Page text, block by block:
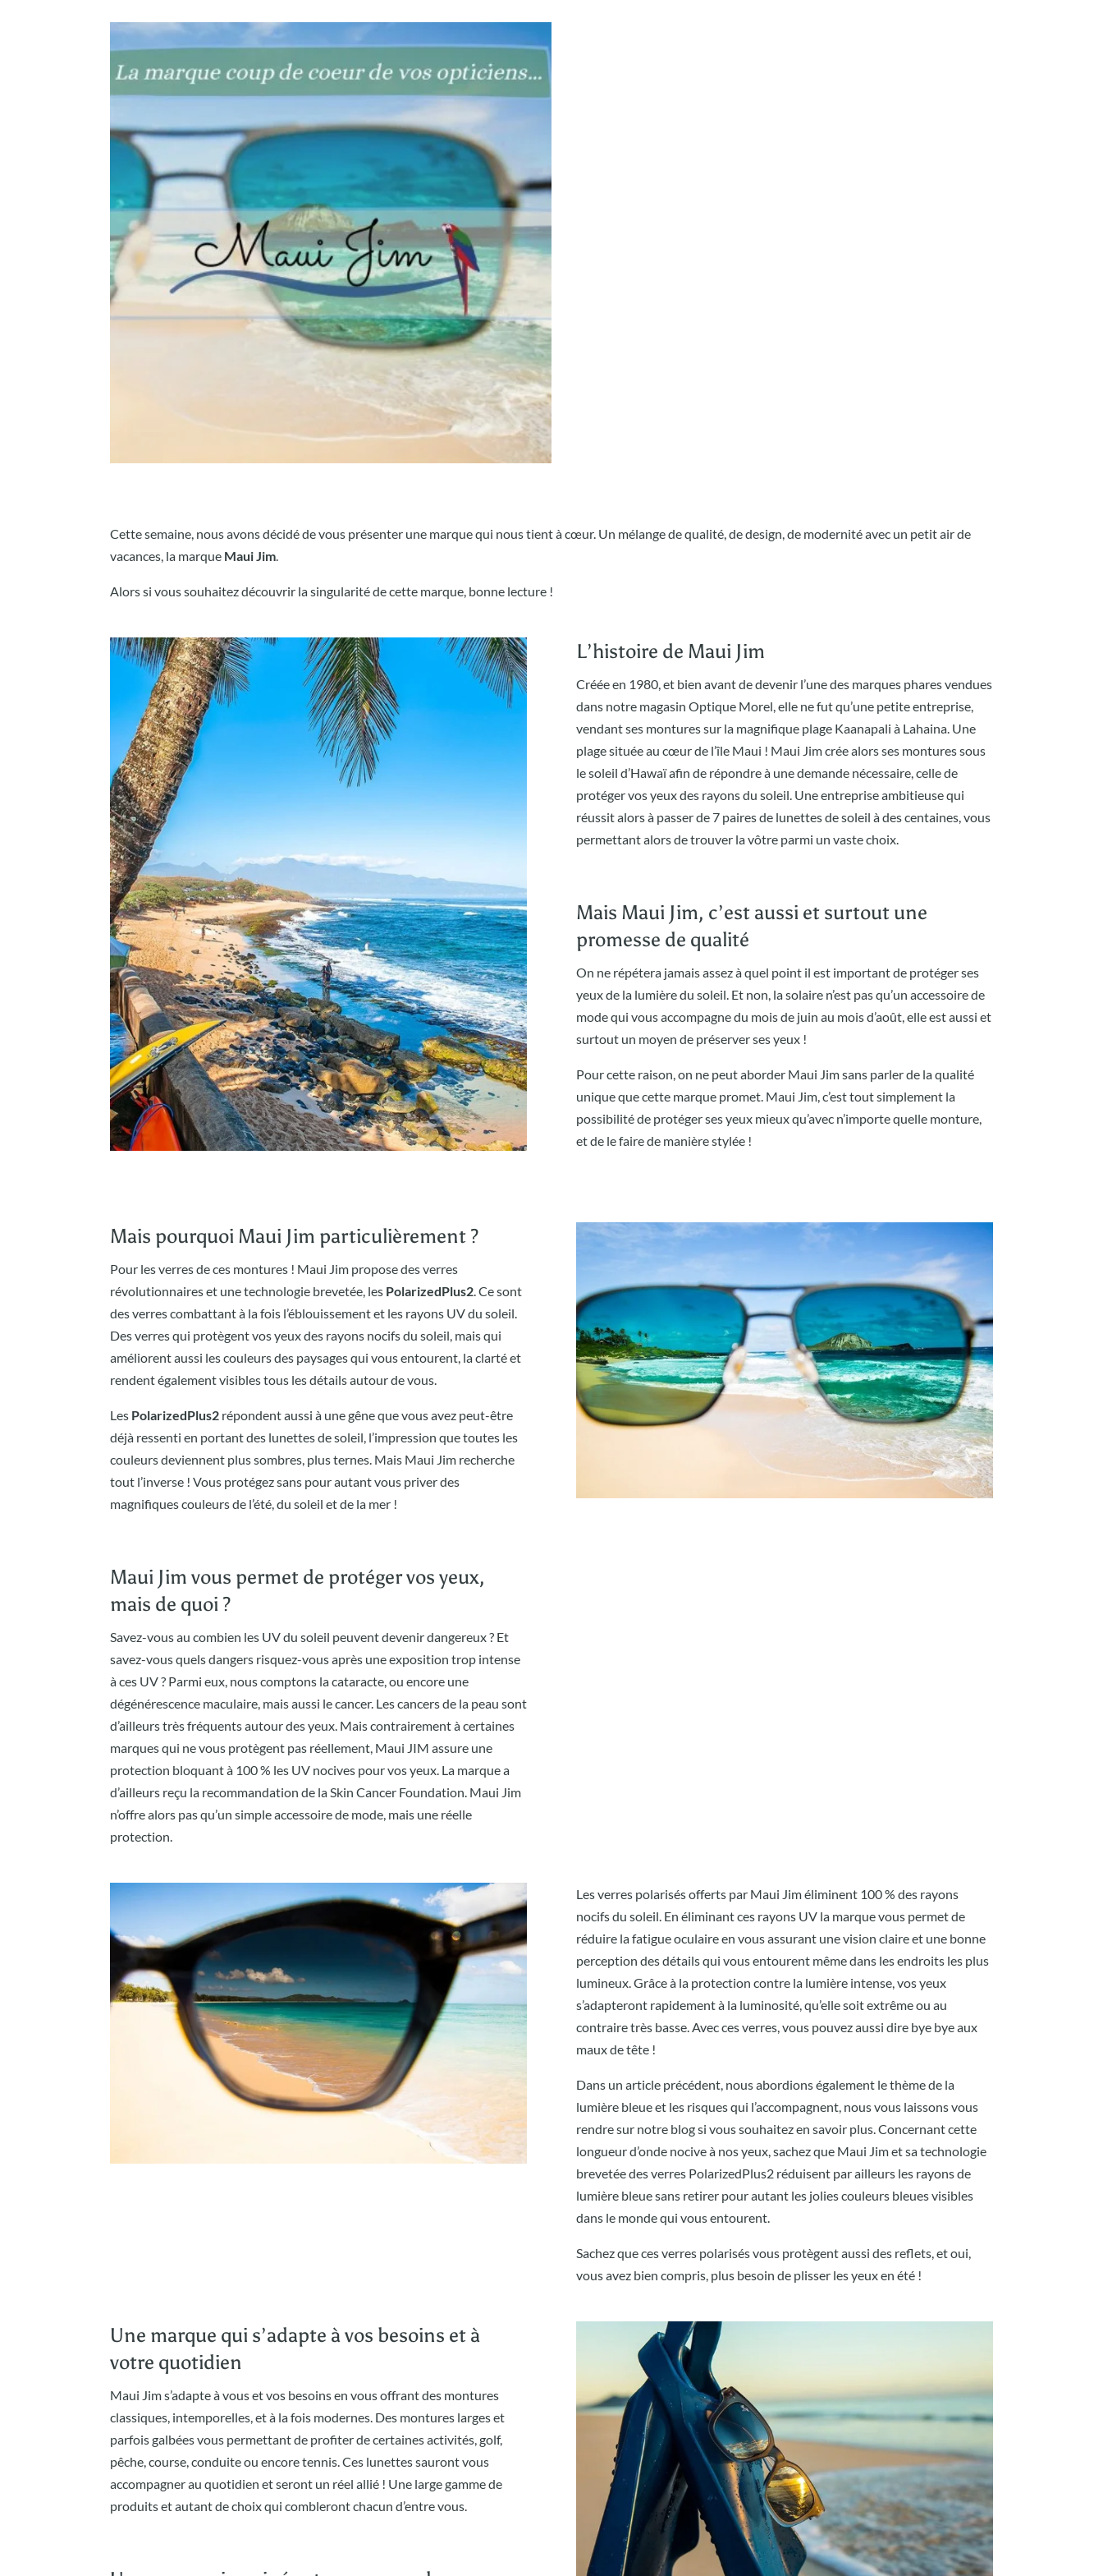
Cette semaine, nous avons décidé de vous présenter une marque qui nous tient à cœur. Un mélange de qualité, de design, de modernité avec un petit air de
vacances, la marque Maui Jim
Alors si vous souhaitez découvrir la singularité de cette marque, bonne lecture !
L’histoire de Maui Jim
Créée en 1980, et bien avant de devenir l’une des marques phares vendues
dans notre magasin Optique Morel, elle ne fut qu’une petite entreprise,
vendant ses montures sur la magnifique plage Kaanapali à Lahaina. Une
plage située au cœur de l’île Maui ! Maui Jim crée alors ses montures sous
le soleil d’Hawaï afin de répondre à une demande nécessaire, celle de
protéger vos yeux des rayons du soleil. Une entreprise ambitieuse qui
réussit alors à passer de 7 paires de lunettes de soleil à des centaines, vous
permettant alors de trouver la vôtre parmi un vaste choix.
Mais Maui Jim, c’est aussi et surtout une
promesse de qualité
On ne répétera jamais assez à quel point il est important de protéger ses
yeux de la lumière du soleil. Et non, la solaire n’est pas qu’un accessoire de
mode qui vous accompagne du mois de juin au mois d’août, elle est aussi et
surtout un moyen de préserver ses yeux !
Pour cette raison, on ne peut aborder Maui Jim sans parler de la qualité
unique que cette marque promet. Maui Jim, c’est tout simplement la
possibilité de protéger ses yeux mieux qu’avec n’importe quelle monture,
et de le faire de manière stylée !
Mais pourquoi Maui Jim particulièrement ?
Pour les verres de ces montures ! Maui Jim propose des verres
révolutionnaires et une technologie brevetée, les PolarizedPlus2 . Ce sont
des verres combattant à la fois l’éblouissement et les rayons UV du soleil.
Des verres qui protègent vos yeux des rayons nocifs du soleil, mais qui
améliorent aussi les couleurs des paysages qui vous entourent, la clarté et
rendent également visibles tous les détails autour de vous.
Les PolarizedPlus2 répondent aussi à une gêne que vous avez peut-être
déjà ressenti en portant des lunettes de soleil, l’impression que toutes les
couleurs deviennent plus sombres, plus ternes. Mais Maui Jim recherche
tout l’inverse ! Vous protégez sans pour autant vous priver des
magnifiques couleurs de l’été, du soleil et de la mer !
Maui Jim vous permet de protéger vos yeux,
mais de quoi ?
Savez-vous au combien les UV du soleil peuvent devenir dangereux ? Et
savez-vous quels dangers risquez-vous après une exposition trop intense
à ces UV ? Parmi eux, nous comptons la cataracte, ou encore une
dégénérescence maculaire, mais aussi le cancer. Les cancers de la peau sont
d’ailleurs très fréquents autour des yeux. Mais contrairement à certaines
marques qui ne vous protègent pas réellement, Maui JIM assure une
protection bloquant à 100 % les UV nocives pour vos yeux. La marque a
d’ailleurs reçu la recommandation de la Skin Cancer Foundation. Maui Jim
n’offre alors pas qu’un simple accessoire de mode, mais une réelle
protection.
Les verres polarisés offerts par Maui Jim éliminent 100 % des rayons
nocifs du soleil. En éliminant ces rayons UV la marque vous permet de
réduire la fatigue oculaire en vous assurant une vision claire et une bonne
perception des détails qui vous entourent même dans les endroits les plus
lumineux. Grâce à la protection contre la lumière intense, vos yeux
s’adapteront rapidement à la luminosité, qu’elle soit extrême ou au
contraire très basse. Avec ces verres, vous pouvez aussi dire bye bye aux
maux de tête !
Dans un article précédent, nous abordions également le thème de la
lumière bleue et les risques qui l’accompagnent, nous vous laissons vous
rendre sur notre blog si vous souhaitez en savoir plus. Concernant cette
longueur d’onde nocive à nos yeux, sachez que Maui Jim et sa technologie
brevetée des verres PolarizedPlus2 réduisent par ailleurs les rayons de
lumière bleue sans retirer pour autant les jolies couleurs bleues visibles
dans le monde qui vous entourent.
Sachez que ces verres polarisés vous protègent aussi des reflets, et oui,
vous avez bien compris, plus besoin de plisser les yeux en été !
Une marque qui s’adapte à vos besoins et à
votre quotidien
Maui Jim s’adapte à vous et vos besoins en vous offrant des montures
classiques, intemporelles, et à la fois modernes. Des montures larges et
parfois galbées vous permettant de profiter de certaines activités, golf,
pêche, course, conduite ou encore tennis. Ces lunettes sauront vous
accompagner au quotidien et seront un réel allié ! Une large gamme de
produits et autant de choix qui combleront chacun d’entre vous.